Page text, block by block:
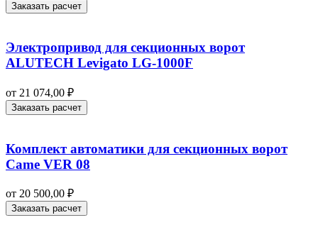
Заказать расчет
Электропривод для секционных ворот
ALUTECH Levigato LG-1000F
от 21 074,00 ₽
Заказать расчет
Комплект автоматики для секционных ворот
Came VER 08
от 20 500,00 ₽
Заказать расчет